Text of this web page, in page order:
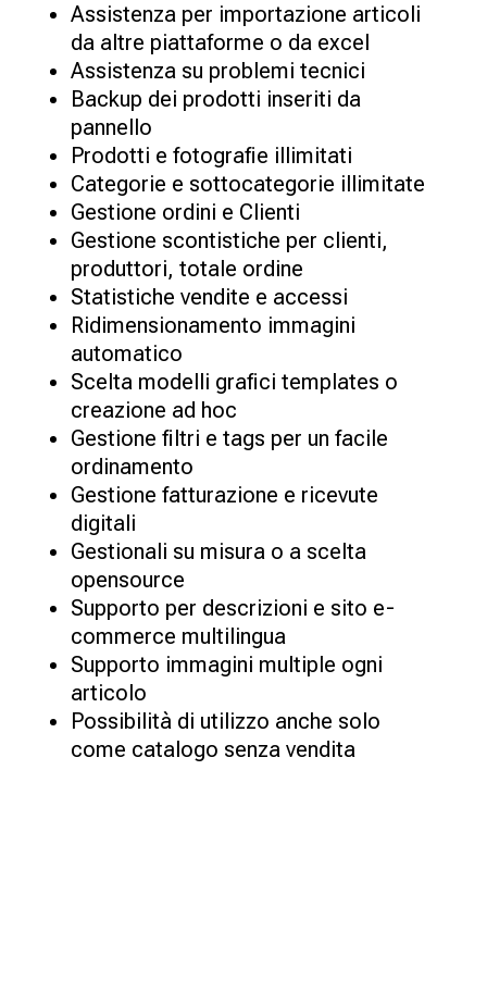
Assistenza per importazione articoli
da altre piattaforme o da excel
Assistenza su problemi tecnici
Backup dei prodotti inseriti da
pannello
Prodotti e fotografie illimitati
Categorie e sottocategorie illimitate
Gestione ordini e Clienti
Gestione scontistiche per clienti,
produttori, totale ordine
Statistiche vendite e accessi
Ridimensionamento immagini
automatico
Scelta modelli grafici templates o
creazione ad hoc
Gestione filtri e tags per un facile
ordinamento
Gestione fatturazione e ricevute
digitali
Gestionali su misura o a scelta
opensource
Supporto per descrizioni e sito e-
commerce multilingua
Supporto immagini multiple ogni
articolo
Possibilità di utilizzo anche solo
come catalogo senza vendita